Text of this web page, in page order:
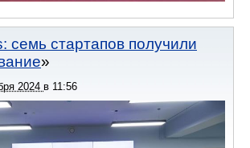
семь стартапов получили
2024 в 11:56